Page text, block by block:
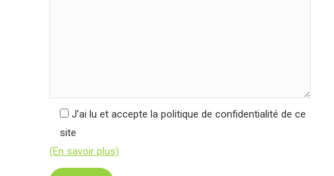
J’ai lu et accepte la politique de confidentialité de ce
site
(En savoir plus)